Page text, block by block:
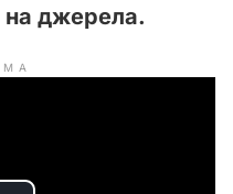
джерела.